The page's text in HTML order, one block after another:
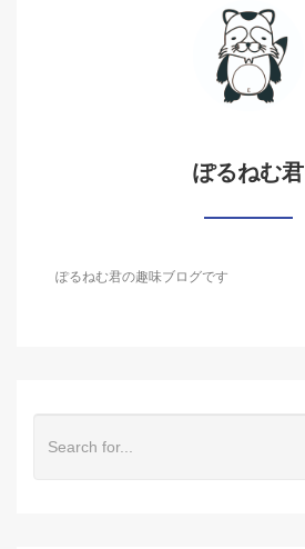
ぽるねむ君
ぽるねむ君の趣味ブログです